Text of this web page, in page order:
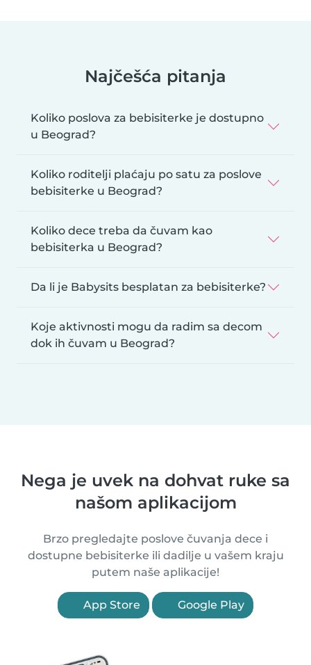
Najčešća pitanja
Koliko poslova za bebisiterke je dostupno
u Beograd?
Koliko roditelji plaćaju po satu za poslove
bebisiterke u Beograd?
Koliko dece treba da čuvam kao
bebisiterka u Beograd?
Da li je Babysits besplatan za bebisiterke?
Koje aktivnosti mogu da radim sa decom
dok ih čuvam u Beograd?
Nega je uvek na dohvat ruke sa
našom aplikacijom
Brzo pregledajte poslove čuvanja dece i
dostupne bebisiterke ili dadilje u vašem kraju
putem naše aplikacije!
App Store Google Play